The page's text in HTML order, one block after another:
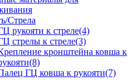
Стрела
рукояти к стреле(4)
стрелы к стреле(3)
кронштейна ковша к
ГЦ ковша к рукояти(7)